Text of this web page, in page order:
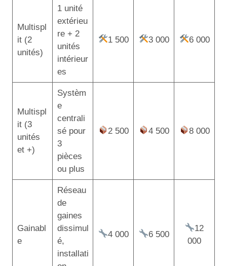
Multispl
it (2
unités)
1 unité
extérieu
re + 2
unités
intérieur
es
1 500 3 000 6 000
Multispl
it (3
unités
et +)
Systèm
e
centrali
sé pour
3
pièces
ou plus
2 500 4 500 8 000
Gainabl
e
Réseau
de
gaines
dissimul
é,
installati
4 000 6 500
12
000